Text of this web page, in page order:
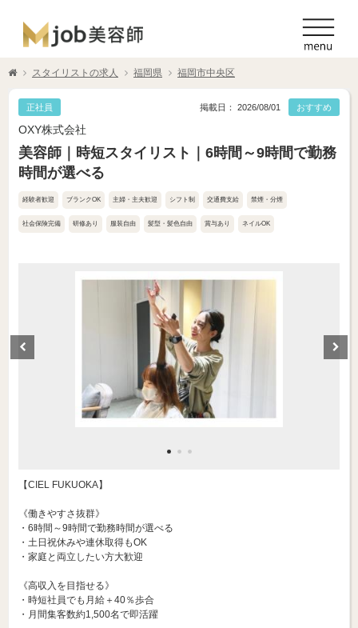
スタイリストの求人 福岡県 福岡市中央区
正社員 おすすめ
掲載日： 2026/08/01
OXY株式会社
美容師｜時短スタイリスト｜6時間～9時間で勤務
時間が選べる
経験者歓迎 ブランクOK 主婦・主夫歓迎 シフト制 交通費支給 禁煙・分煙
社会保険完備 研修あり 服装自由 髪型・髪色自由 賞与あり ネイルOK
【CIEL FUKUOKA】
《働きやすさ抜群》
・6時間～9時間で勤務時間が選べる
・土日祝休みや連休取得もOK
・家庭と両立したい方大歓迎
《高収入を目指せる》
・時短社員でも月給＋40％歩合
・月間集客数約1,500名で即活躍